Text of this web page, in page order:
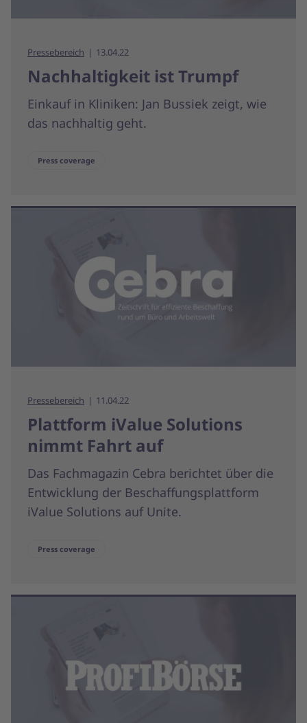
Pressebereich 13.04.22
Nachhaltigkeit ist Trumpf
Einkauf in Kliniken: Jan Bussiek zeigt, wie
das nachhaltig geht.
Press coverage
Pressebereich 11.04.22
Plattform iValue Solutions
nimmt Fahrt auf
Das Fachmagazin Cebra berichtet über die
Entwicklung der Beschaffungsplattform
iValue Solutions auf Unite.
Press coverage